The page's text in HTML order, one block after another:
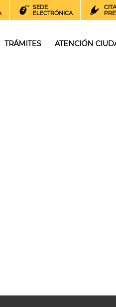
SEDE
ELECTRÓNICA
TRÁMITES ATENCIÓN